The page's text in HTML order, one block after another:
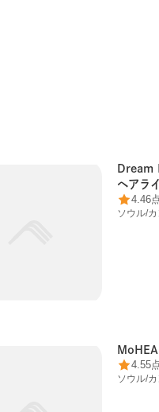
ヘアラ
4.46
ソウル/カ
4.55
ソウル/カ